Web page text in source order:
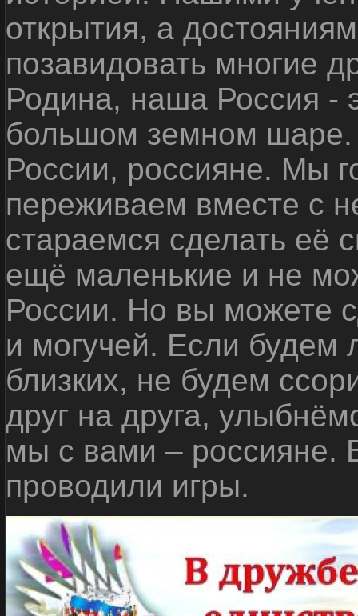
открытия, а
позавидовать многие
Родина, наша Россия -
большом земном
России, россияне. Мы
переживаем вместе с
стараемся сделать её
ещё маленькие и не
России. Но вы можете
и могучей. Если будем
близких, не будем
друг на друга,
мы с вами – россияне.
проводили игры.